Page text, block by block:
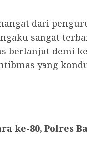
dari
sangat
berlanjut demi
yang
ke-80, Polres